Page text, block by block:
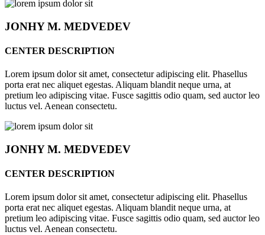
JONHYM. MEDVEDEV
CENTER DESCRIPTION
Lorem ipsum dolor sit amet, consectetur adipiscing elit. Phasellus
porta erat nec aliquet egestas. Aliquam blandit neque urna, at
pretium leo adipiscing vitae. Fusce sagittis odio quam, sed auctor leo
luctus vel. Aenean consectetu.
JONHYM. MEDVEDEV
CENTER DESCRIPTION
Lorem ipsum dolor sit amet, consectetur adipiscing elit. Phasellus
porta erat nec aliquet egestas. Aliquam blandit neque urna, at
pretium leo adipiscing vitae. Fusce sagittis odio quam, sed auctor leo
luctus vel. Aenean consectetu.